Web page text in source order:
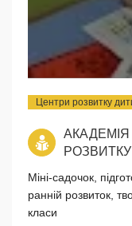
Центри розвитку
РОЗВИТКУ
Міні-садочок,
ранній розвиток,
класи